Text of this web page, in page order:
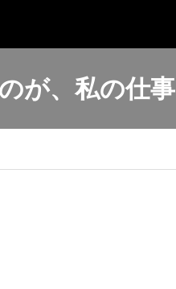
が、私の仕事